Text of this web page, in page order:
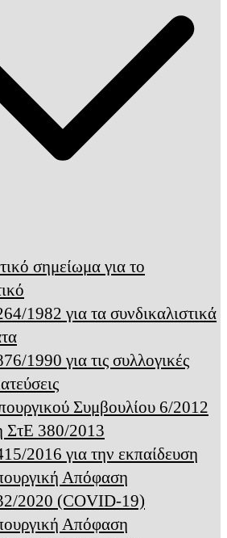
σημείωμα για το
1982 για τα συνδικαλιστικά
1990 για τις συλλογικές
Συμβουλίου 6/2012
ΣτΕ 380/2013
2016 για την εκπαίδευση
Απόφαση
2020 (COVID-19)
Απόφαση